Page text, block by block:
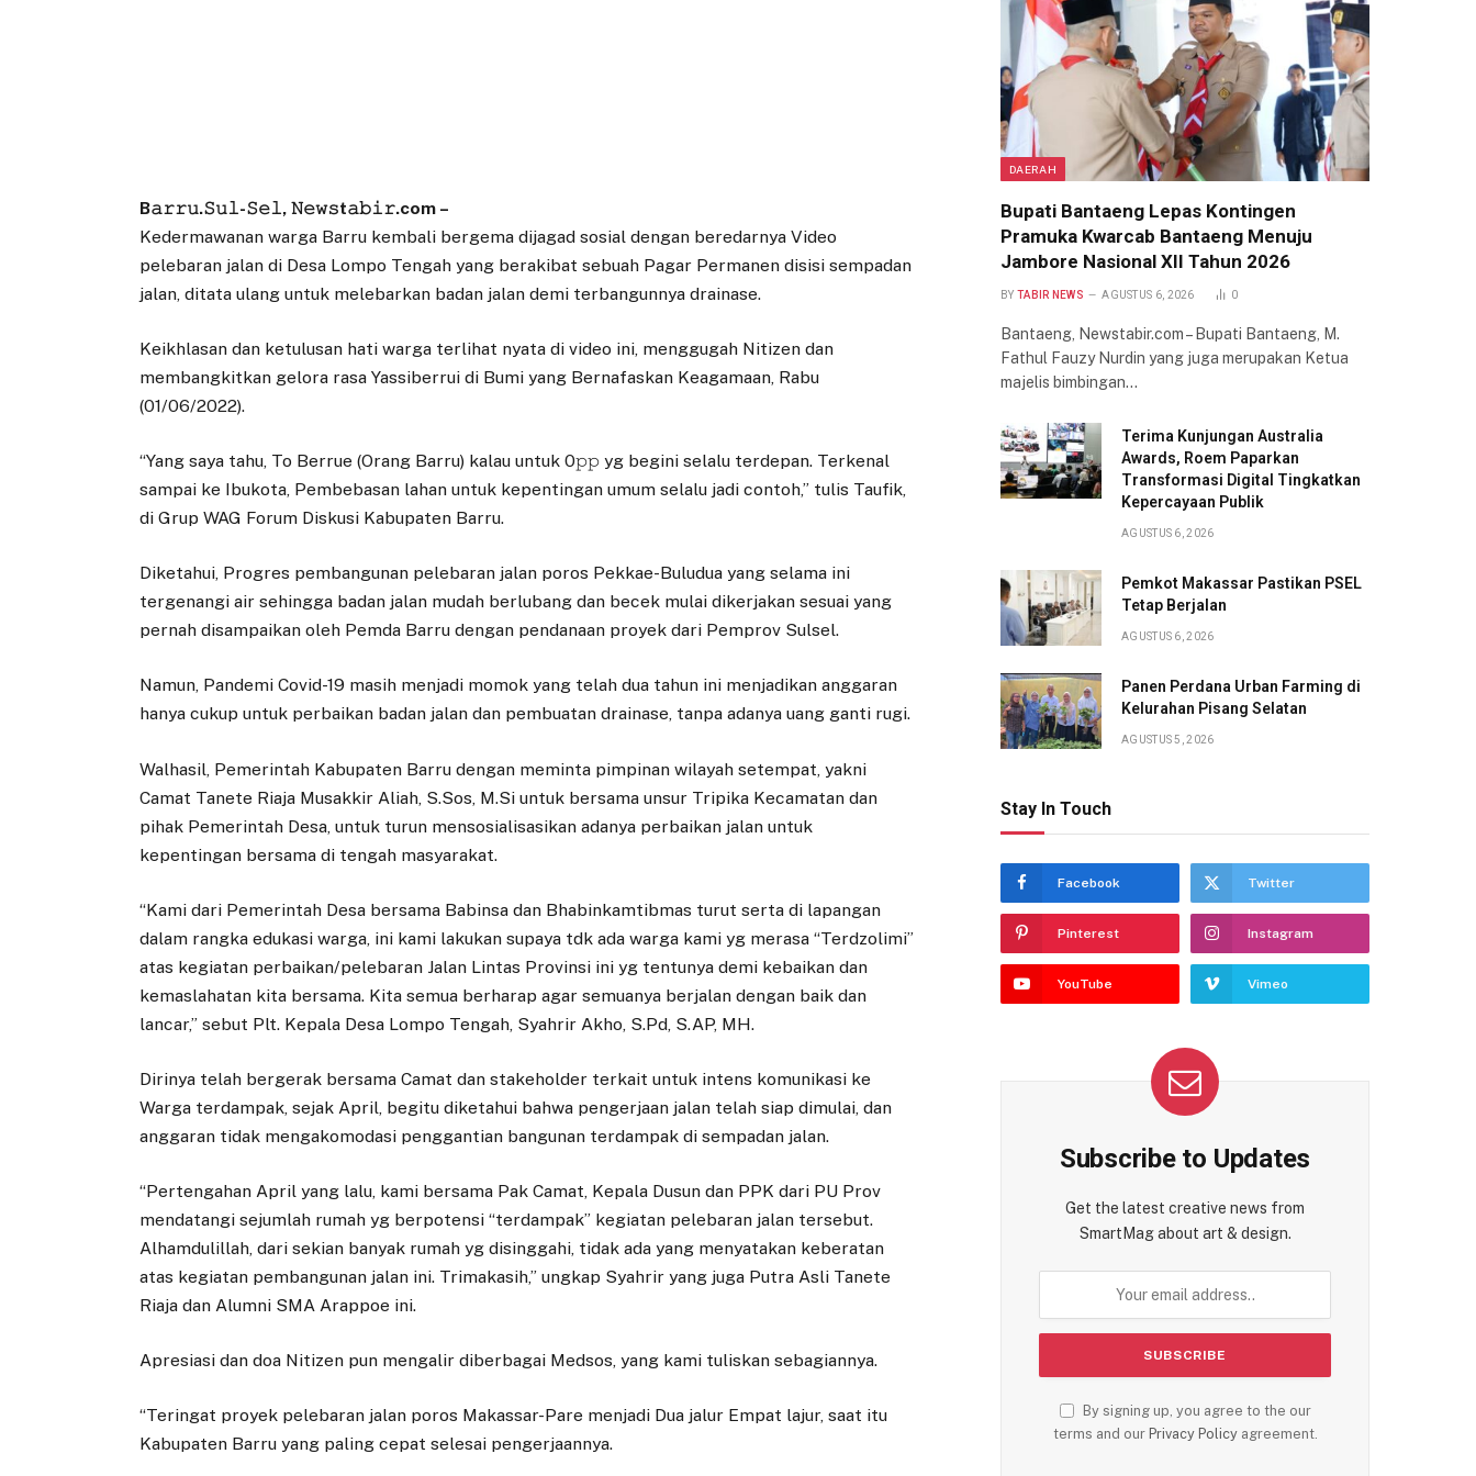
B𝚊𝚛𝚛𝚞.𝚂𝚞𝚕-𝚂𝚎𝚕, 𝙽𝚎𝚠𝚜t𝚊𝚋𝚒𝚛.com –
Kedermawanan warga Barru kembali bergema dijagad sosial dengan beredarnya Video
pelebaran jalan di Desa Lompo Tengah yang berakibat sebuah Pagar Permanen disisi sempadan
jalan, ditata ulang untuk melebarkan badan jalan demi terbangunnya drainase.
Keikhlasan dan ketulusan hati warga terlihat nyata di video ini, menggugah Nitizen dan
membangkitkan gelora rasa Yassiberrui di Bumi yang Bernafaskan Keagamaan, Rabu
(01/06/2022).
“Yang saya tahu, To Berrue (Orang Barru) kalau untuk 0𝚙𝚙 yg begini selalu terdepan. Terkenal
sampai ke Ibukota, Pembebasan lahan untuk kepentingan umum selalu jadi contoh,” tulis Taufik,
di Grup WAG Forum Diskusi Kabupaten Barru.
Diketahui, Progres pembangunan pelebaran jalan poros Pekkae-Buludua yang selama ini
tergenangi air sehingga badan jalan mudah berlubang dan becek mulai dikerjakan sesuai yang
pernah disampaikan oleh Pemda Barru dengan pendanaan proyek dari Pemprov Sulsel.
Namun, Pandemi Covid-19 masih menjadi momok yang telah dua tahun ini menjadikan anggaran
hanya cukup untuk perbaikan badan jalan dan pembuatan drainase, tanpa adanya uang ganti rugi.
Walhasil, Pemerintah Kabupaten Barru dengan meminta pimpinan wilayah setempat, yakni
Camat Tanete Riaja Musakkir Aliah, S.Sos, M.Si untuk bersama unsur Tripika Kecamatan dan
pihak Pemerintah Desa, untuk turun mensosialisasikan adanya perbaikan jalan untuk
kepentingan bersama di tengah masyarakat.
“Kami dari Pemerintah Desa bersama Babinsa dan Bhabinkamtibmas turut serta di lapangan
dalam rangka edukasi warga, ini kami lakukan supaya tdk ada warga kami yg merasa “Terdzolimi”
atas kegiatan perbaikan/pelebaran Jalan Lintas Provinsi ini yg tentunya demi kebaikan dan
kemaslahatan kita bersama. Kita semua berharap agar semuanya berjalan dengan baik dan
lancar,” sebut Plt. Kepala Desa Lompo Tengah, Syahrir Akho, S.Pd, S.AP, MH.
Dirinya telah bergerak bersama Camat dan stakeholder terkait untuk intens komunikasi ke
Warga terdampak, sejak April, begitu diketahui bahwa pengerjaan jalan telah siap dimulai, dan
anggaran tidak mengakomodasi penggantian bangunan terdampak di sempadan jalan.
“Pertengahan April yang lalu, kami bersama Pak Camat, Kepala Dusun dan PPK dari PU Prov
mendatangi sejumlah rumah yg berpotensi “terdampak” kegiatan pelebaran jalan tersebut.
Alhamdulillah, dari sekian banyak rumah yg disinggahi, tidak ada yang menyatakan keberatan
atas kegiatan pembangunan jalan ini. Trimakasih,” ungkap Syahrir yang juga Putra Asli Tanete
Riaja dan Alumni SMA Arappoe ini.
Apresiasi dan doa Nitizen pun mengalir diberbagai Medsos, yang kami tuliskan sebagiannya.
“Teringat proyek pelebaran jalan poros Makassar-Pare menjadi Dua jalur Empat lajur, saat itu
Kabupaten Barru yang paling cepat selesai pengerjaannya.
DAERAH
Bupati Bantaeng Lepas Kontingen
Pramuka Kwarcab Bantaeng Menuju
Jambore Nasional XII Tahun 2026
BY TABIR NEWS AGUSTUS 6, 2026 0
Bantaeng, Newstabir.com – Bupati Bantaeng, M.
Fathul Fauzy Nurdin yang juga merupakan Ketua
majelis bimbingan…
Terima Kunjungan Australia
Awards, Roem Paparkan
Transformasi Digital Tingkatkan
Kepercayaan Publik
AGUSTUS 6, 2026
Pemkot Makassar Pastikan PSEL
Tetap Berjalan
AGUSTUS 6, 2026
Panen Perdana Urban Farming di
Kelurahan Pisang Selatan
AGUSTUS 5, 2026
Stay In Touch
Facebook Twitter
Pinterest Instagram
YouTube Vimeo
Subscribe to Updates
Get the latest creative news from
SmartMag about art & design.
By signing up, you agree to the our
terms and our Privacy Policyagreement.